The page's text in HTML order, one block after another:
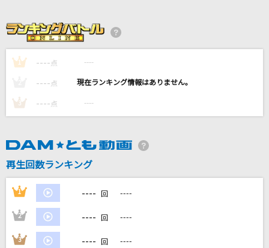
Official髭男dism
ダーリン
Mrs. GREEN APPLE
DAMの新曲・ランキングなど
カラオケ最新情報をチェック！
DAMに会員登録・ログインして
1 ---- 点 ----
---- 点 ----
3 ---- 点 ----
再生回数ランキング
1 ---- 回 ----
2 ---- 回 ----
3 ---- 回 ----